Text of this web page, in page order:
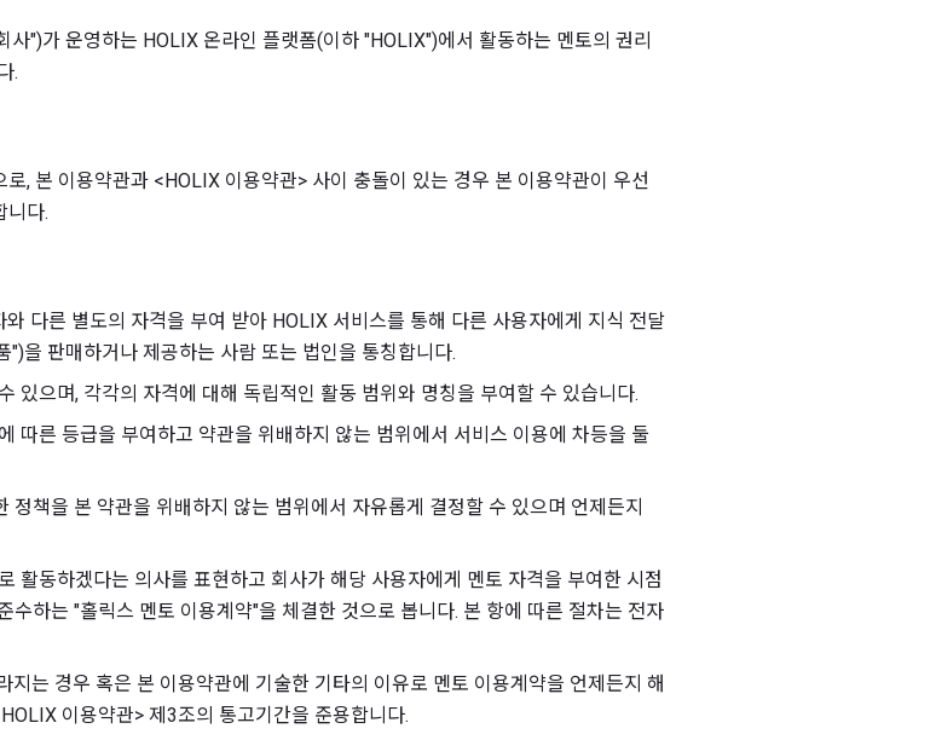
")가 운영하는 HOLIX 온라인 플랫폼(이하 "HOLIX")에서 활동하는 멘토의 권리
.
, 본 이용약관과 <HOLIX 이용약관> 사이 충돌이 있는 경우 본 이용약관이 우선
니다.
다른 별도의 자격을 부여 받아 HOLIX 서비스를 통해 다른 사용자에게 지식 전달
을 판매하거나 제공하는 사람 또는 법인을 통칭합니다.
있으며, 각각의 자격에 대해 독립적인 활동 범위와 명칭을 부여할 수 있습니다.
따른 등급을 부여하고 약관을 위배하지 않는 범위에서 서비스 이용에 차등을 둘
정책을 본 약관을 위배하지 않는 범위에서 자유롭게 결정할 수 있으며 언제든지
활동하겠다는 의사를 표현하고 회사가 해당 사용자에게 멘토 자격을 부여한 시점
수하는 "홀릭스 멘토 이용계약"을 체결한 것으로 봅니다. 본 항에 따른 절차는 전자
는 경우 혹은 본 이용약관에 기술한 기타의 이유로 멘토 이용계약을 언제든지 해
이용약관> 제3조의 통고기간을 준용합니다.